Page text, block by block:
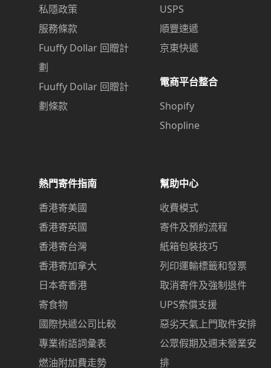
私隱政策
服務條款
Fuuffy Dollar 回贈計
劃
Fuuffy Dollar 回贈計
劃條款
USPS
順豐速遞
京東快遞
電商平台整合
Shopify
Shopline
熱門寄件指南
香港寄美國
香港寄英國
香港寄台灣
香港寄加拿大
日本寄香港
寄食物
國際快遞公司比較
專業術語詞彙表
燃油附加費走勢
幫助中心
收費模式
寄件及預約流程
紙箱包裝技巧
列印運輸標籤和發票
取消寄件及強制退件
UPS索償支援
惡劣天氣上門取件安排
公眾假期及週末營業安
排